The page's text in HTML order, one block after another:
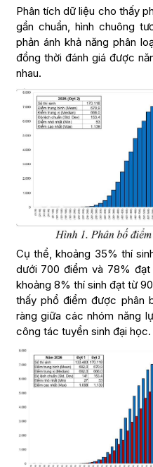
Phân tích dữ liệu cho thấy
gần chuẩn, hình chuông
phản ánh khả năng phân
đồng thời đánh giá được
nhau.
Cụ thể, khoảng 35% thí
dưới 700 điểm và 78%
khoảng 8% thí sinh đạt từ
thấy phổ điểm được phân
ràng giữa các nhóm năng
công tác tuyển sinh đại học.